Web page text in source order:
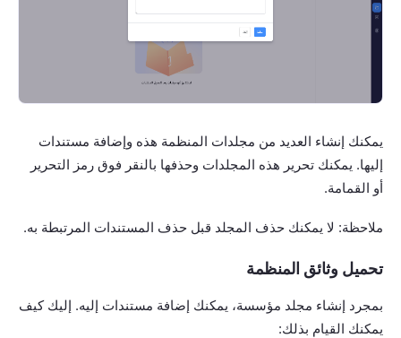
يمكنك إنشاء العديد من مجلدات المنظمة هذه وإضافة مستندات
إليها. يمكنك تحرير هذه المجلدات وحذفها بالنقر فوق رمز التحرير
أو القمامة.
ملاحظة: لا يمكنك حذف المجلد قبل حذف المستندات المرتبطة به.
تحميل وثائق المنظمة
بمجرد إنشاء مجلد مؤسسة، يمكنك إضافة مستندات إليه. إليك كيف
يمكنك القيام بذلك: